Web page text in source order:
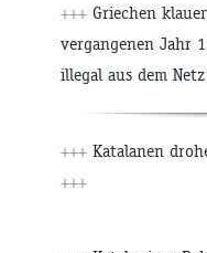
+++ Griechen
vergangenen Jahr
illegal aus dem
+++ Katalanen
+++